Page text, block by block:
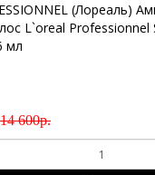
(Лореаль)
L`oreal Professionnel
мл
14 600р.